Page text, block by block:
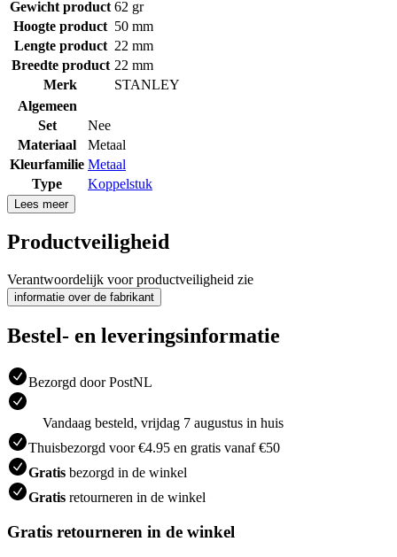
Gewicht product 62 gr
Hoogte product 50 mm
Lengte product 22 mm
Breedte product 22 mm
Merk
STANLEY
Algemeen
Set
Nee
Materiaal
Metaal
Kleurfamilie Metaal
Type
Koppelstuk
Lees meer
Productveiligheid
Verantwoordelijk voor productveiligheid zie
informatie over de fabrikant
Bestel- en leveringsinformatie
Bezorgd door PostNL
Vandaag besteld, vrijdag 7 augustus in huis
Thuisbezorgd voor €4.95 en gratis vanaf €50
Gratis bezorgd in de winkel
Gratis retourneren in de winkel
Gratis retourneren in de winkel